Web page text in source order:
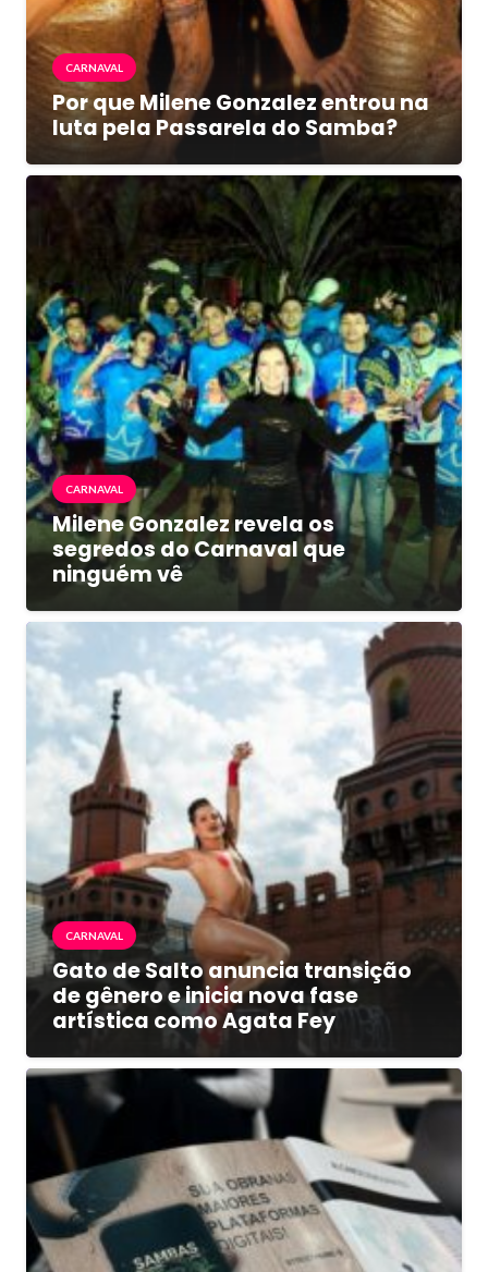
CARNAVAL
Por que Milene Gonzalez entrou na
luta pela Passarela do Samba?
CARNAVAL
Milene Gonzalez revela os
segredos do Carnaval que
ninguém vê
CARNAVAL
Gato de Salto anuncia transição
de gênero e inicia nova fase
artística como Agata Fey